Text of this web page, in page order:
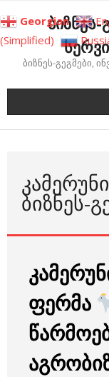
to
content
ბიზნეს-
ბიზნეს-გეგმები,
ᲑᲘᲖᲜᲔᲡ-
ფერმა
Georgian
(Simplified)